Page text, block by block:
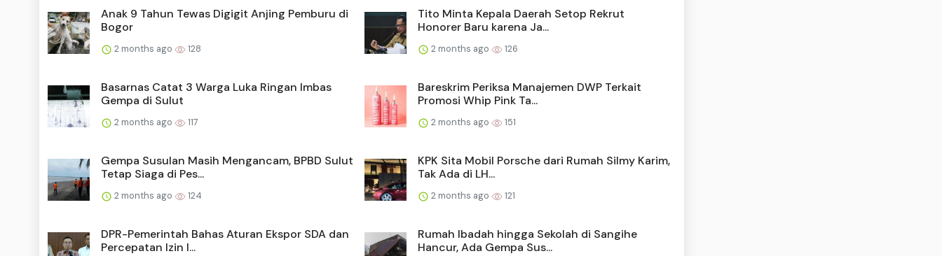
Anak 9 Tahun Tewas Digigit Anjing Pemburu di
Bogor
2 months ago 128
Tito Minta Kepala Daerah Setop Rekrut
Honorer Baru karena Ja...
2 months ago 126
Basarnas Catat 3 Warga Luka Ringan Imbas
Gempa di Sulut
2 months ago 117
Bareskrim Periksa Manajemen DWP Terkait
Promosi Whip Pink Ta...
2 months ago 151
Gempa Susulan Masih Mengancam, BPBD Sulut
Tetap Siaga di Pes...
2 months ago 124
KPK Sita Mobil Porsche dari Rumah Silmy Karim,
Tak Ada di LH...
2 months ago 121
DPR-Pemerintah Bahas Aturan Ekspor SDA dan
Percepatan Izin I...
Rumah Ibadah hingga Sekolah di Sangihe
Hancur, Ada Gempa Sus...